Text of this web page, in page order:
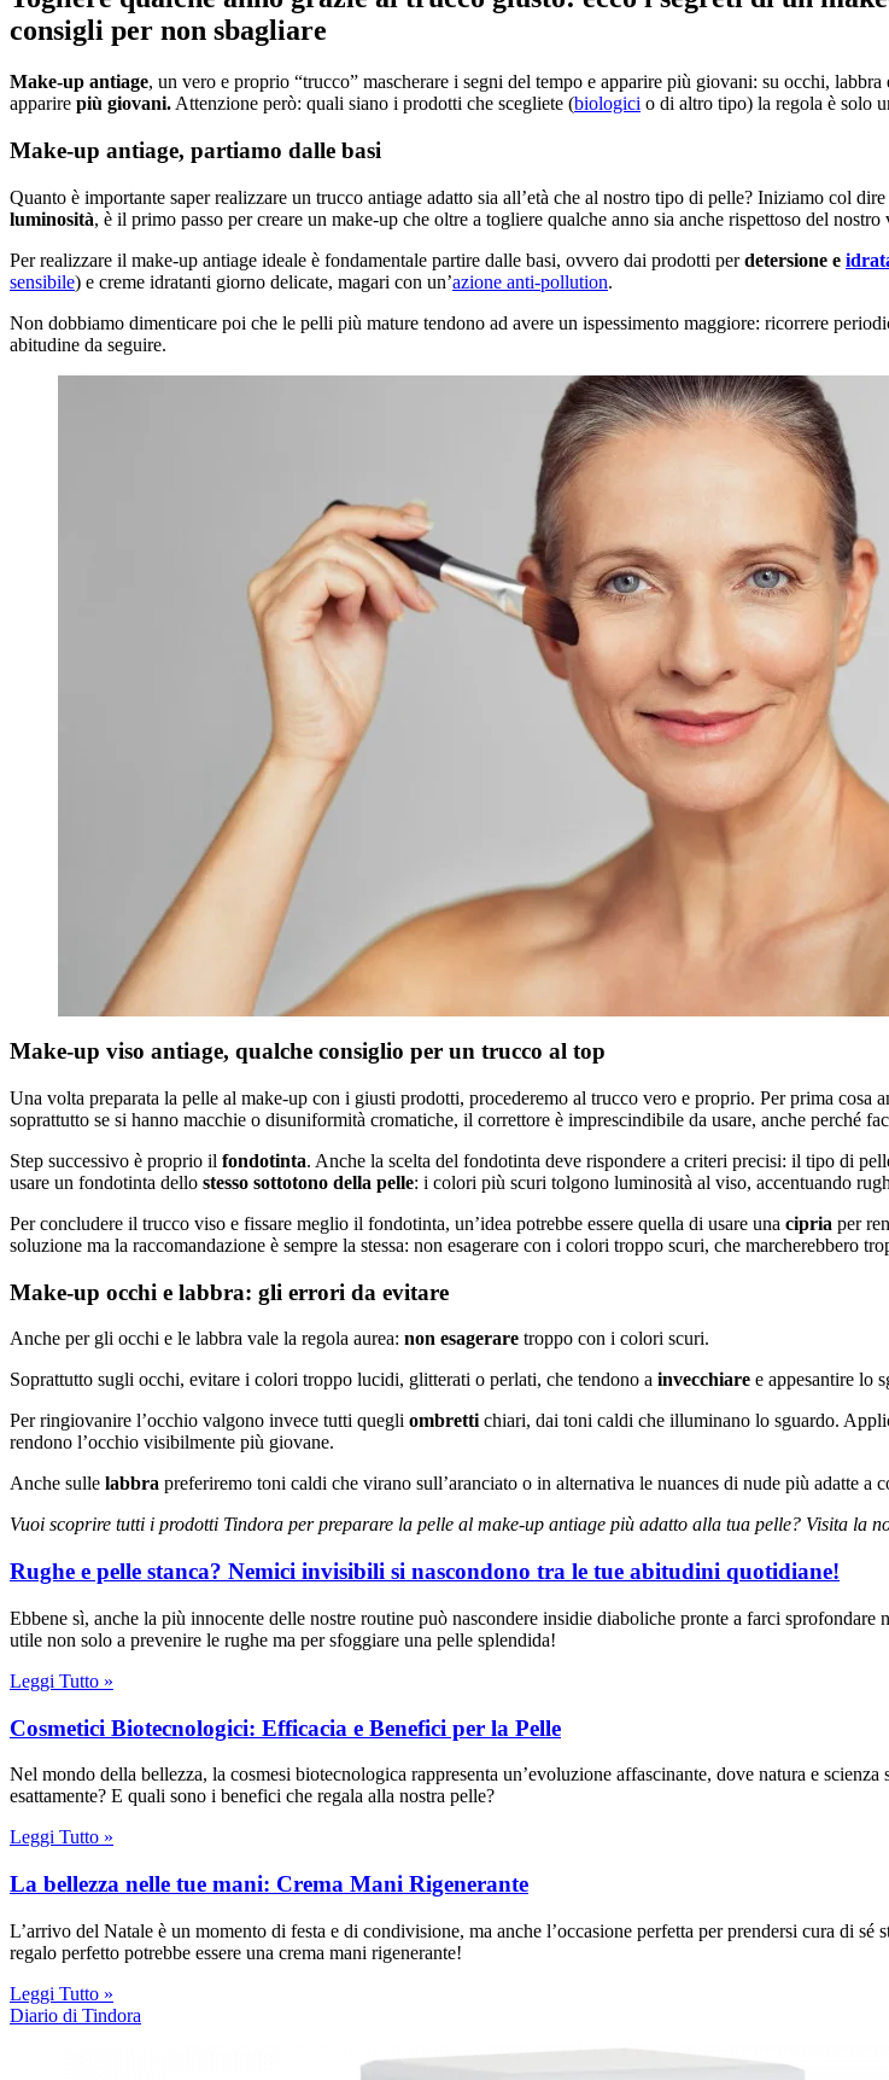
consigli per non sbagliare
Make-up antiage, un vero e proprio “trucco” mascherare i segni del tempo e apparire più giovani: su occhi,
apparire più giovani. Attenzione però: quali siano i prodotti che scegliete (biologici o di altro tipo) la regola è solo
Make-up antiage, partiamo dalle basi
Quanto è importante saper realizzare un trucco antiage adatto sia all’età che al nostro tipo di pelle? Iniziamo col
luminosità, è il primo passo per creare un make-up che oltre a togliere qualche anno sia anche rispettoso del nostro
Per realizzare il make-up antiage ideale è fondamentale partire dalle basi, ovvero dai prodotti perdetersione e
sensibile) e creme idratanti giorno delicate, magari con un’azione anti-pollution.
Non dobbiamo dimenticare poi che le pelli più mature tendono ad avere un ispessimento maggiore: ricorrere
abitudine da seguire.
Make-up viso antiage, qualche consiglio per un trucco al top
Una volta preparata la pelle al make-up con i giusti prodotti, procederemo al trucco vero e proprio. Per prima cosa
soprattutto se si hanno macchie o disuniformità cromatiche, il correttore è imprescindibile da usare, anche perché
Step successivo è proprio il fondotinta. Anche la scelta del fondotinta deve rispondere a criteri precisi: il tipo di
usare un fondotinta dello stesso sottotono della pelle: i colori più scuri tolgono luminosità al viso, accentuando
Per concludere il trucco viso e fissare meglio il fondotinta, un’idea potrebbe essere quella di usare una cipria per
soluzione ma la raccomandazione è sempre la stessa: non esagerare con i colori troppo scuri, che marcherebbero
Make-up occhi e labbra: gli errori da evitare
Anche per gli occhi e le labbra vale la regola aurea: non esagerare troppo con i colori scuri.
Soprattutto sugli occhi, evitare i colori troppo lucidi, glitterati o perlati, che tendono a invecchiare e appesantire lo
Per ringiovanire l’occhio valgono invece tutti quegli ombretti chiari, dai toni caldi che illuminano lo sguardo.
rendono l’occhio visibilmente più giovane.
Anche sulle labbra preferiremo toni caldi che virano sull’aranciato o in alternativa le nuances di nude più adatte a
Vuoi scoprire tutti i prodotti Tindora per preparare la pelle al make-up antiage più adatto alla tua pelle? Visita la
Rughe e pelle stanca? Nemici invisibili si nascondono tra le tue abitudini quotidiane!
Ebbene sì, anche la più innocente delle nostre routine può nascondere insidie diaboliche pronte a farci
utile non solo a prevenire le rughe ma per sfoggiare una pelle splendida!
Leggi Tutto »
Cosmetici Biotecnologici: Efficacia e Benefici per la Pelle
Nel mondo della bellezza, la cosmesi biotecnologica rappresenta un’evoluzione affascinante, dove natura e
esattamente? E quali sono i benefici che regala alla nostra pelle?
Leggi Tutto »
La bellezza nelle tue mani: Crema Mani Rigenerante
L’arrivo del Natale è un momento di festa e di condivisione, ma anche l’occasione perfetta per prendersi cura di
regalo perfetto potrebbe essere una crema mani rigenerante!
Leggi Tutto »
Diario di Tindora